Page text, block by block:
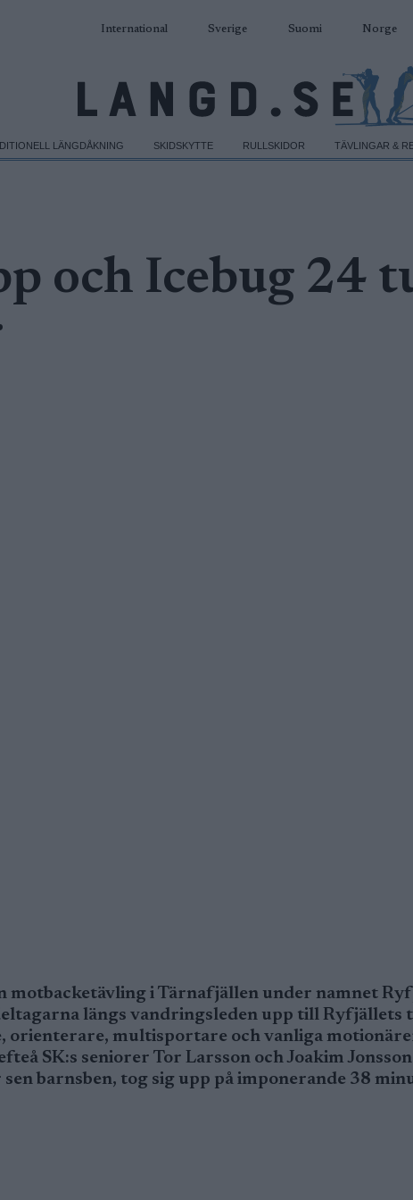
International Sverige Suomi Norge
LÄNGDÅKNING SKIDSKYTTE RULLSKIDOR TÄVLINGAR &
och Icebug 24
motbacketävling i Tärnafjällen under namnet
längs vandringsleden upp till Ryfjällets
orienterare, multisportare och vanliga
SK:s seniorer Tor Larsson och Joakim
barnsben, tog sig upp på imponerande 38